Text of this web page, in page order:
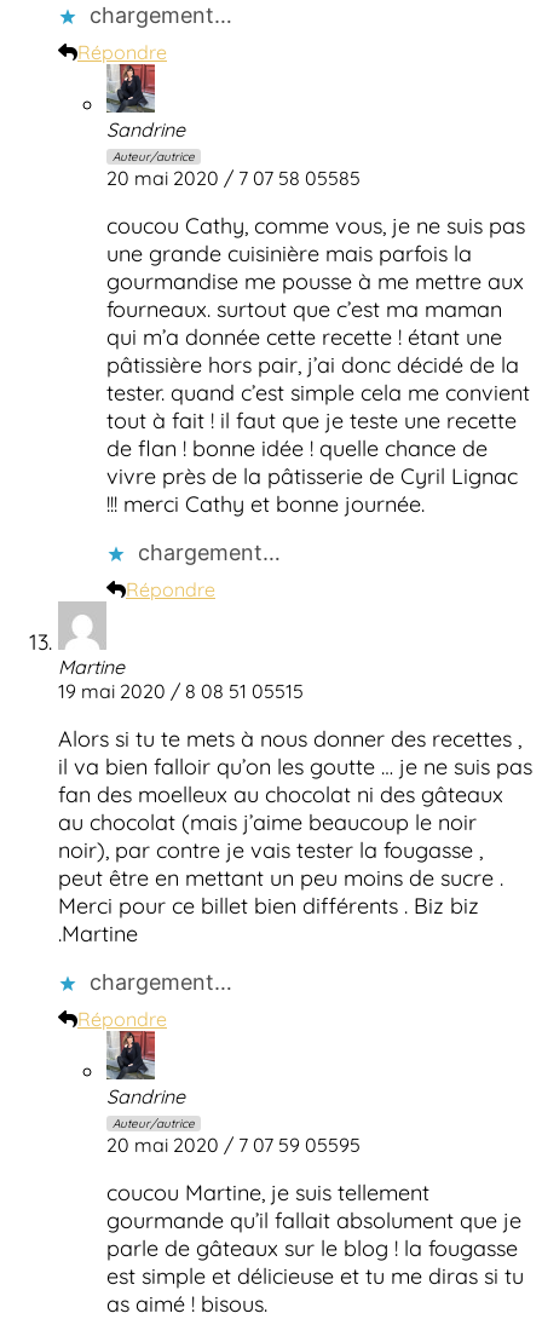
chargement…
Répondre
Sandrine
Auteur/autrice
20 mai 2020 / 7 07 58 05585
coucou Cathy, comme vous, je ne suis pas
une grande cuisinière mais parfois la
gourmandise me pousse à me mettre aux
fourneaux. surtout que c’est ma maman
qui m’a donnée cette recette ! étant une
pâtissière hors pair, j’ai donc décidé de la
tester. quand c’est simple cela me convient
tout à fait ! il faut que je teste une recette
de flan ! bonne idée ! quelle chance de
vivre près de la pâtisserie de Cyril Lignac
!!! merci Cathy et bonne journée.
chargement…
Répondre
Martine
19 mai 2020 / 8 08 51 05515
Alors si tu te mets à nous donner des recettes ,
il va bien falloir qu’on les goutte … je ne suis pas
fan des moelleux au chocolat ni des gâteaux
au chocolat (mais j’aime beaucoup le noir
noir), par contre je vais tester la fougasse ,
peut être en mettant un peu moins de sucre .
Merci pour ce billet bien différents . Biz biz
.Martine
chargement…
Répondre
Sandrine
Auteur/autrice
20 mai 2020 / 7 07 59 05595
coucou Martine, je suis tellement
gourmande qu’il fallait absolument que je
parle de gâteaux sur le blog ! la fougasse
est simple et délicieuse et tu me diras si tu
as aimé ! bisous.